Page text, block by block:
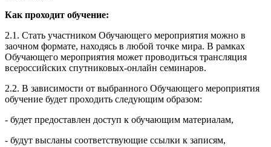
Как проходит обучение:
2.1. Стать участником Обучающего мероприятия можно в
заочном формате, находясь в любой точке мира. В рамках
Обучающего мероприятия может проводиться трансляция
всероссийских спутниковых-онлайн семинаров.
2.2. В зависимости от выбранного Обучающего мероприятия
обучение будет проходить следующим образом:
- будет предоставлен доступ к обучающим материалам,
- будут высланы соответствующие ссылки к записям,